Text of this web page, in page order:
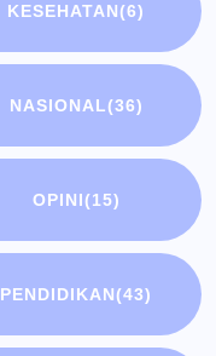
KESEHATAN(6)
NASIONAL(36)
OPINI(15)
PENDIDIKAN(43)